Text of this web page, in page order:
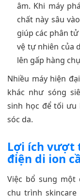
âm. Khi máy
chất này sâu
giúp các phân
vệ tự nhiên của
lên gấp hàng
Nhiều máy hiện
khác như sóng
sinh học để tối ưu
sóc da.
Lợi ích vượt
điện di ion
Việc bổ sung một
chu trình